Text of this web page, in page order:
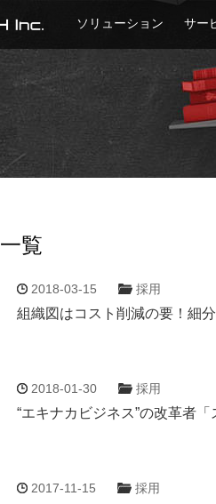
ソリューション サー
覧
2018-03-15 採用
組織図はコスト削減の要！細
2018-01-30 採用
“エキナカビジネス”の改革者
2017-11-15 採用